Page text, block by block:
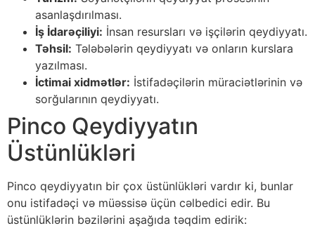
asanlaşdırılması.
İş İdarəçiliyi: İnsan resursları və işçilərin qeydiyyatı.
Təhsil: Tələbələrin qeydiyyatı və onların kurslara
yazılması.
İctimai xidmətlər: İstifadəçilərin müraciətlərinin və
sorğularının qeydiyyatı.
Pinco Qeydiyyatın
Üstünlükləri
Pinco qeydiyyatın bir çox üstünlükləri vardır ki, bunlar
onu istifadəçi və müəssisə üçün cəlbedici edir. Bu
üstünlüklərin bəzilərini aşağıda təqdim edirik: